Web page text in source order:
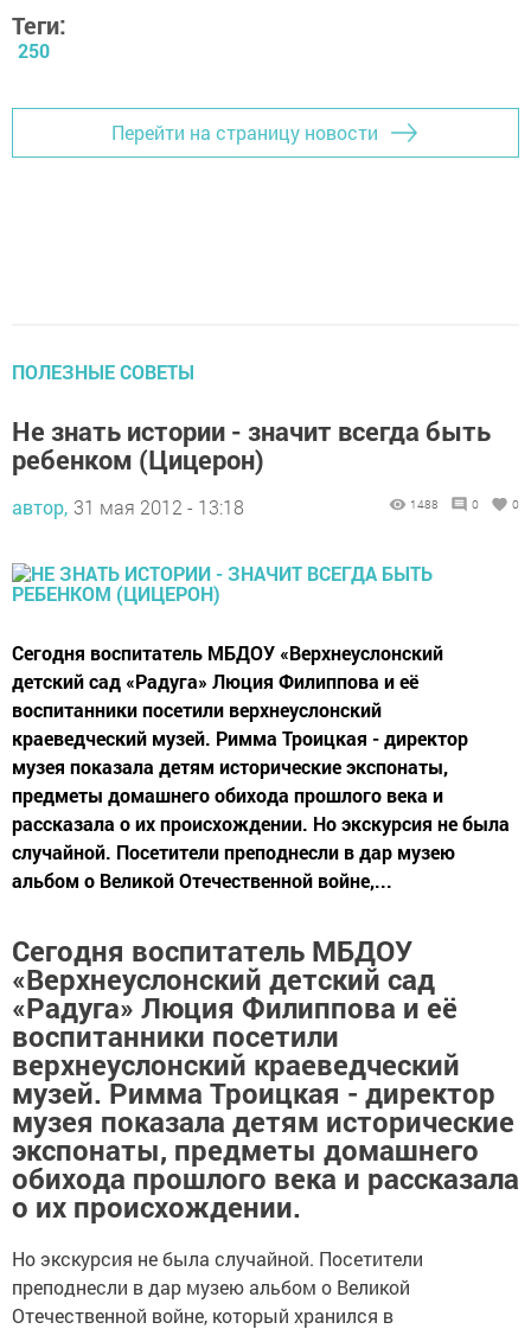
Теги:
250
Перейти на страницу новости
ПОЛЕЗНЫЕ СОВЕТЫ
Не знать истории - значит всегда быть
ребенком (Цицерон)
автор, 31 мая 2012 - 13:18 1488 0 0
Сегодня воспитатель МБДОУ «Верхнеуслонский
детский сад «Радуга» Люция Филиппова и её
воспитанники посетили верхнеуслонский
краеведческий музей. Римма Троицкая - директор
музея показала детям исторические экспонаты,
предметы домашнего обихода прошлого века и
рассказала о их происхождении. Но экскурсия не была
случайной. Посетители преподнесли в дар музею
альбом о Великой Отечественной войне,...
Сегодня воспитатель МБДОУ
«Верхнеуслонский детский сад
«Радуга» Люция Филиппова и её
воспитанники посетили
верхнеуслонский краеведческий
музей. Римма Троицкая - директор
музея показала детям исторические
экспонаты, предметы домашнего
обихода прошлого века и рассказала
о их происхождении.
Но экскурсия не была случайной. Посетители
преподнесли в дар музею альбом о Великой
Отечественной войне, который хранился в